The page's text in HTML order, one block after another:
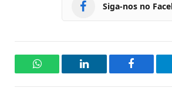
Siga-nos no
WhatsAppLinkedIn Facebook